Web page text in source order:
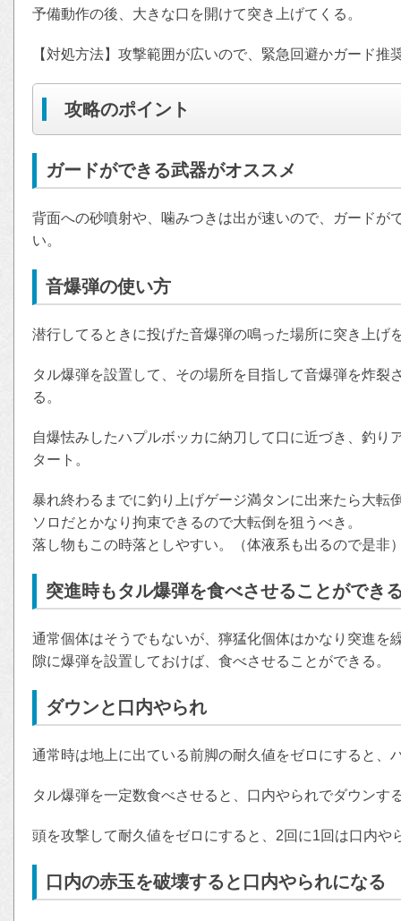
予備動作の後、大きな口を開けて突き上げてくる。
【対処方法】攻撃範囲が広いので、緊急回避かガード推
攻略のポイント
ガードができる武器がオススメ
背面への砂噴射や、噛みつきは出が速いので、ガードが
い。
音爆弾の使い方
潜行してるときに投げた音爆弾の鳴った場所に突き上げ
タル爆弾を設置して、その場所を目指して音爆弾を炸裂
る。
自爆怯みしたハプルボッカに納刀して口に近づき、釣り
タート。
暴れ終わるまでに釣り上げゲージ満タンに出来たら大転
ソロだとかなり拘束できるので大転倒を狙うべき。
落し物もこの時落としやすい。（体液系も出るので是非
突進時もタル爆弾を食べさせることができ
通常個体はそうでもないが、獰猛化個体はかなり突進を
隙に爆弾を設置しておけば、食べさせることができる。
ダウンと口内やられ
通常時は地上に出ている前脚の耐久値をゼロにすると、
タル爆弾を一定数食べさせると、口内やられでダウンす
頭を攻撃して耐久値をゼロにすると、2回に1回は口内や
口内の赤玉を破壊すると口内やられになる